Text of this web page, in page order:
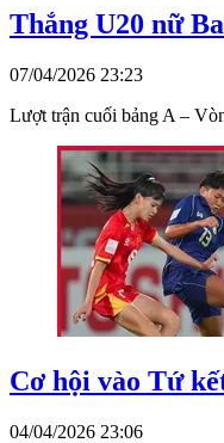
Thắng U20 nữ
07/04/2026 23:23
Lượt trận cuối bảng A –
Cơ hội vào Tứ
04/04/2026 23:06